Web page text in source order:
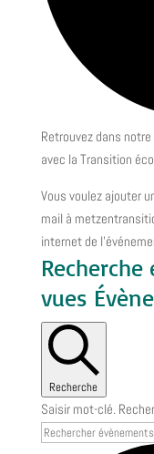
Retrouvez dans
avec la Transition
Vous voulez ajouter
mail à
internet de
vues
Recherche
Saisir mot-clé.